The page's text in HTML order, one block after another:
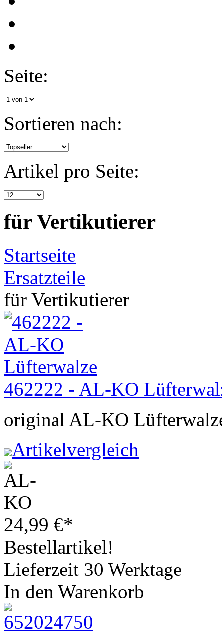
Seite:
Sortieren nach:
Artikel pro Seite:
für Vertikutierer
Startseite
Ersatzteile
für Vertikutierer
462222 - AL-KO
original AL-KO
Artikelvergleich
24,99 €*
Bestellartikel!
Lieferzeit 30 Werktage
In den Warenkorb